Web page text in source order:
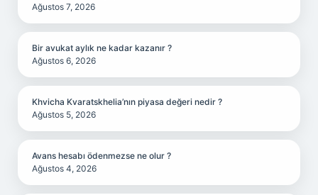
Ağustos 7, 2026
Bir avukat aylık ne kadar kazanır ?
Ağustos 6, 2026
Khvicha Kvaratskhelia’nın piyasa değeri nedir ?
Ağustos 5, 2026
Avans hesabı ödenmezse ne olur ?
Ağustos 4, 2026